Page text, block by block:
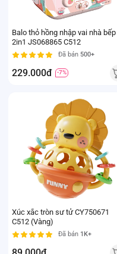
Balo thỏ hồng nhập vai nhà bếp
2in1 JS068865 C512
Đã bán 500+
229.000đ -7%
Xúc xắc tròn sư tử CY750671
C512 (Vàng)
Đã bán 1K+